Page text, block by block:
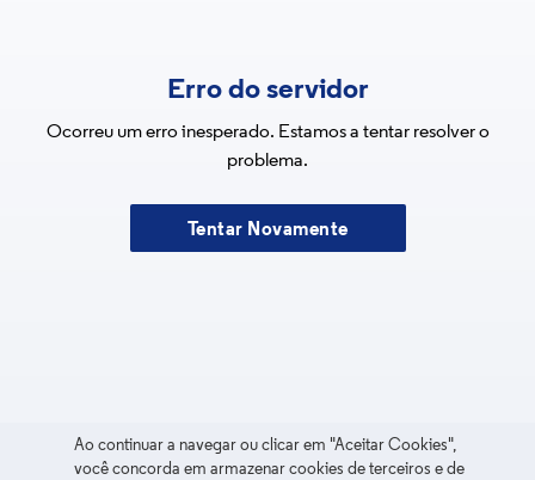
Erro do servidor
Ocorreu um erro inesperado. Estamos a tentar resolver o
problema.
Tentar Novamente
Ao continuar a navegar ou clicar em "Aceitar Cookies",
você concorda em armazenar cookies de terceiros e de